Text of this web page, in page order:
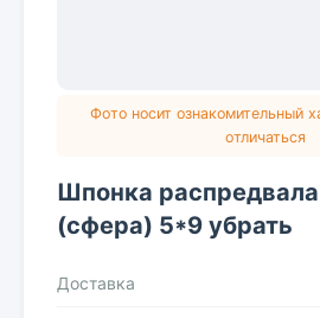
Фото носит ознакомительный
отличаться
Шпонка
(сфера) 5*9 убрать
Доставка